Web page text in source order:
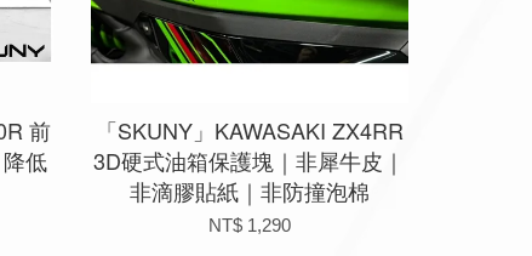
前
低
「SKUNY」KAWASAKI ZX4RR
3D硬式油箱保護塊｜非犀牛皮｜
非滴膠貼紙｜非防撞泡棉
NT$ 1,290